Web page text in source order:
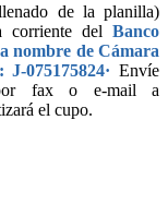
de la planilla)
corriente del Banco
nombre de Cámara
075175824· Envíe
fax o e-mail a
el cupo.